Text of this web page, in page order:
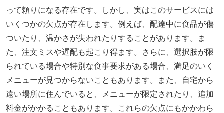
って頼りになる存在です。しかし、実はこのサービスには
いくつかの欠点が存在します。例えば、配達中に食品が傷
ついたり、温かさが失われたりすることがあります。ま
た、注文ミスや遅配も起こり得ます。さらに、選択肢が限
られている場合や特別な食事要求がある場合、満足のいく
メニューが見つからないこともあります。また、自宅から
遠い場所に住んでいると、メニューが限定されたり、追加
料金がかかることもあります。これらの欠点にもかかわら